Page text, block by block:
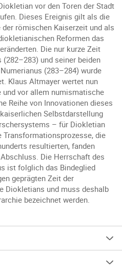
vor den Toren der Stadt
Dieses Ereignis gilt als die
römischen Kaiserzeit und als
Reformen das
Die nur kurze Zeit
(282–283) und seiner beiden
(283–284) wurde
Klaus Altmayer wertet nun
vor allem numismatische
Reihe von Innovationen dieses
Selbstdarstellung
– für Diokletian
Transformationsprozesse, die
resultierten, fanden
Die Herrschaft des
ist folglich das Bindeglied
geprägten Zeit der
Diokletians und muss deshalb
bezeichnet werden.